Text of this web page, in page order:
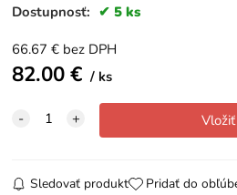
Dostupnosť: 5 ks
66.67 € bez DPH
82.00€ ks
Sledovať produkt Pridať do